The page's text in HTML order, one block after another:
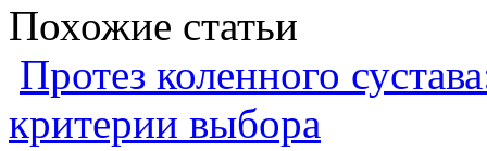
Похожие статьи
Протез коленного
критерии выбора